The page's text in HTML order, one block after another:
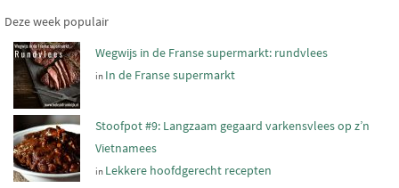
Deze week populair
Wegwijs in de Franse supermarkt: rundvlees
in In de Franse supermarkt
Stoofpot #9: Langzaam gegaard varkensvlees op z’n
Vietnamees
in Lekkere hoofdgerecht recepten